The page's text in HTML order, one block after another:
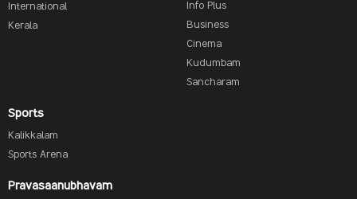
International
Kerala
Info Plus
Business
Cinema
Kudumbam
Sancharam
Sports
Kalikkalam
Sports Arena
Pravasaanubhavam